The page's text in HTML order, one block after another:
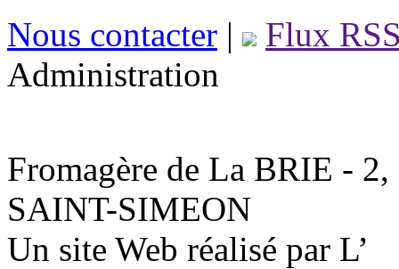
Nous contacter |
Flux
Administration
Fromagère de La BRIE -
SAINT-SIMEON
Un site Web réalisé par L’